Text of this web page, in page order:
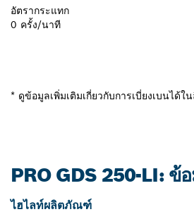
อัตรากระแทก
0 ครั้ง/นาที
* ดูข้อมูลเพิ่มเติมเกี่ยวกับการเบี่ยงเบนได้ใ
PRO GDS 250-LI: ข้
ไฮไลท์ผลิตภัณฑ์